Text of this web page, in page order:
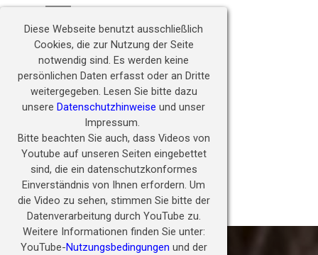
Diese Webseite benutzt ausschließlich
Cookies, die zur Nutzung der Seite
notwendig sind. Es werden keine
persönlichen Daten erfasst oder an Dritte
weitergegeben. Lesen Sie bitte dazu
unsere Datenschutzhinweise und unser
Impressum.
Bitte beachten Sie auch, dass Videos von
Youtube auf unseren Seiten eingebettet
sind, die ein datenschutzkonformes
Einverständnis von Ihnen erfordern. Um
die Video zu sehen, stimmen Sie bitte der
Datenverarbeitung durch YouTube zu.
Weitere Informationen finden Sie unter:
YouTube-Nutzungsbedingungen und der
Direkt zum Seiteninhalt
Zukunft ermöglichen
Satzung der Lehnhardt Stiftung